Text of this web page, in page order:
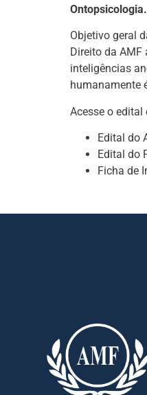
Ontopsicologia.
Objetivo geral
Direito da
inteligências
humanamente
Acesse o edital
Edital do
Edital do
Ficha de